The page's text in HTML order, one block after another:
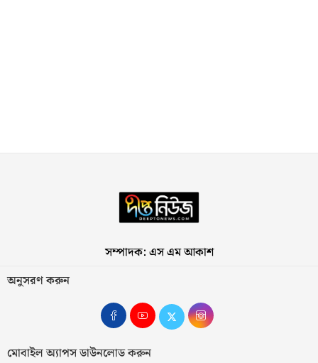
সম্পাদক: এস এম আকাশ
অনুসরণ করুন
মোবাইল অ্যাপস ডাউনলোড করুন